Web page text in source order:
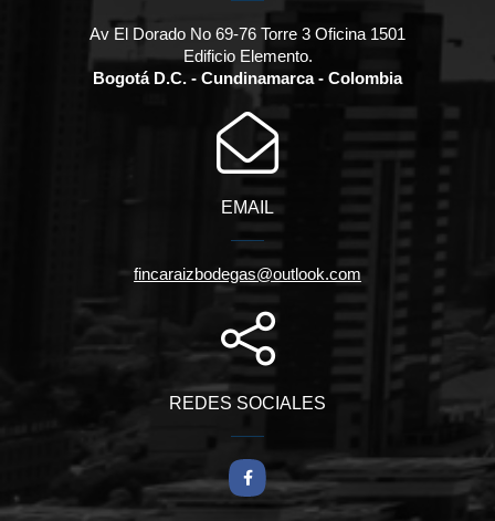
Av El Dorado No 69-76 Torre 3 Oficina 1501
Edificio Elemento.
Bogotá D.C. - Cundinamarca - Colombia
EMAIL
fincaraizbodegas@outlook.com
REDES SOCIALES
Facebook